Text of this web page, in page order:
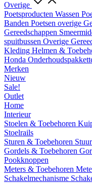
Overige
Poetsproducten Wassen
Banden Poetsen overige
Gereedschappen
spuitbussen Overige
Kleding Helmen &
Honda
Merken
Nieuw
Sale!
Outlet
Home
Interieur
Stoelen & Toebehoren
Stoelrails
Sturen & Toebehoren
Gordels & Toebehoren
Pookknoppen
Meters & Toebehoren
Schakelmechanisme